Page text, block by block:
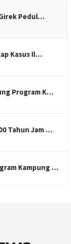
Pedul…
Kasus Il…
Program K…
Tahun Jam …
Kampung …